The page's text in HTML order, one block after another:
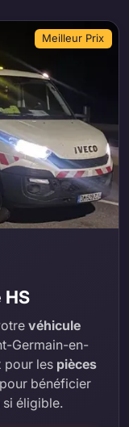
Meilleur Prix
HS
véhicule
Germain-en-
pour les pièces
bénéficier
si éligible.